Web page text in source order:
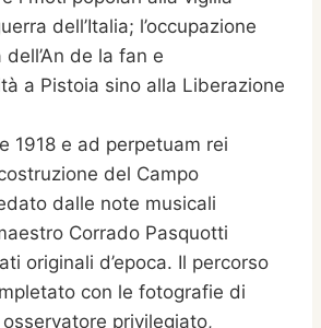
dell’Italia; l’occupazione
de la fan e
a Pistoia sino alla Liberazione
1918 e ad perpetuam rei
del Campo
dalle note musicali
Corrado Pasquotti
originali d’epoca. Il percorso
con le fotografie di
privilegiato,